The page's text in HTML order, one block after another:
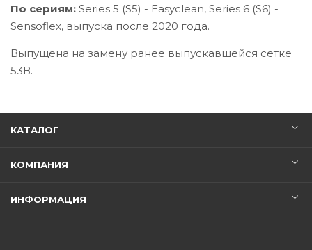
По сериям: Series 5 (S5) - Easyclean, Series 6 (S6) -
Sensoflex, выпуска после 2020 года.
Выпущена на замену ранее выпускавшейся сетке
53В.
КАТАЛОГ
КОМПАНИЯ
ИНФОРМАЦИЯ